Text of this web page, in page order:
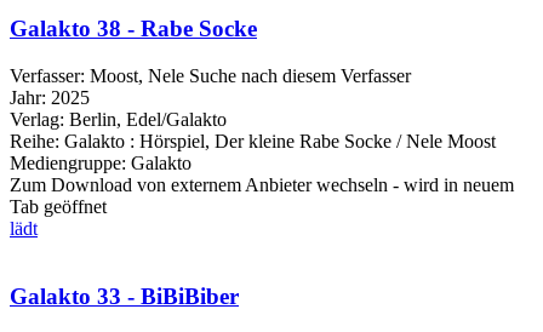
Galakto 38 - Rabe Socke
Verfasser: Moost, Nele Suche nach diesem Verfasser
Jahr: 2025
Verlag: Berlin, Edel/Galakto
Reihe: Galakto : Hörspiel, Der kleine Rabe Socke / Nele Moost
Mediengruppe: Galakto
Zum Download von externem Anbieter wechseln - wird in neuem
Tab geöffnet
lädt
Galakto 33 - BiBiBiber